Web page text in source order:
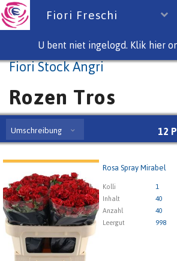
Fiori Freschi
U bent niet ingelogd. Klik hier
Fiori Stock Angri
Rozen Tros
Umschreibung 12
Rosa Spray Mirabel
Kolli 1
Inhalt
40
Anzahl
40
Leergut
998
Rosa Spray Mirabel
x
1 2 3 4